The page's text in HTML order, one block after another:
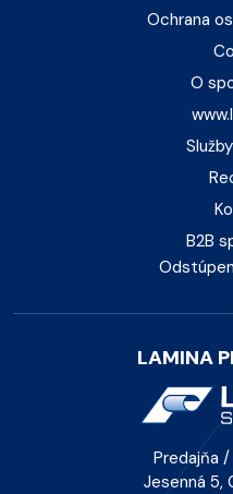
Ochrana
O
B2B
LAMINA
Predajňa
Jesenná